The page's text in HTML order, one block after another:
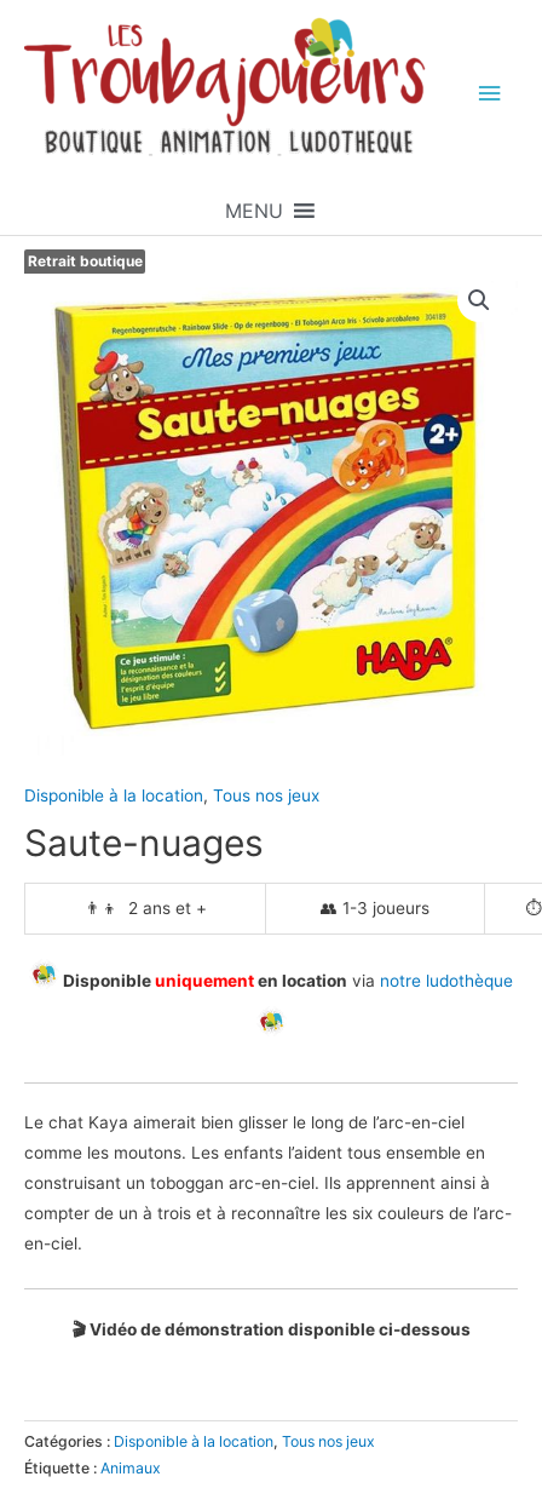
MENU
Retrait boutique
Disponible à la location, Tous nos jeux
Saute-nuages
👨‍👦 2 ans et + 👥 1-3 joueurs ⏱️
Disponibleuniquementen location via notre ludothèque
Le chat Kaya aimerait bien glisser le long de l’arc-en-ciel
comme les moutons. Les enfants l’aident tous ensemble en
construisant un toboggan arc-en-ciel. Ils apprennent ainsi à
compter de un à trois et à reconnaître les six couleurs de l’arc-
en-ciel.
🎬 Vidéo de démonstration disponible ci-dessous
Catégories : Disponible à la location, Tous nos jeux
Étiquette : Animaux